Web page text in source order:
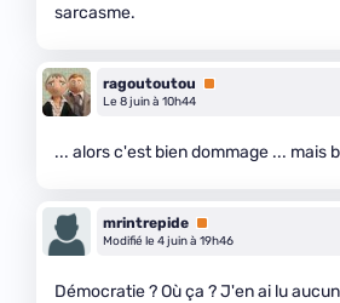
sarcasme.
ragoutoutou
Premium
Le 8 juin à 10h44
... alors c'est bien dommage ... mais
mrintrepide Premium
Modifié le 4 juin à 19h46
Démocratie ? Où ça ? J'en ai lu